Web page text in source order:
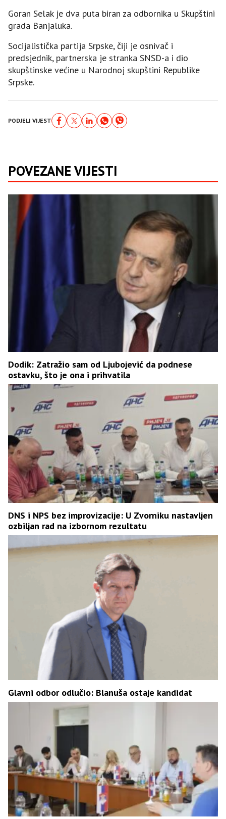
Goran Selak je dva puta biran za odbornika u Skupštini
grada Banjaluka.
Socijalistička partija Srpske, čiji je osnivač i
predsjednik, partnerska je stranka SNSD-a i dio
skupštinske većine u Narodnoj skupštini Republike
Srpske.
PODJELI VIJEST
POVEZANE VIJESTI
Dodik: Zatražio sam od Ljubojević da podnese
ostavku, što je ona i prihvatila
DNS i NPS bez improvizacije: U Zvorniku nastavljen
ozbiljan rad na izbornom rezultatu
Glavni odbor odlučio: Blanuša ostaje kandidat